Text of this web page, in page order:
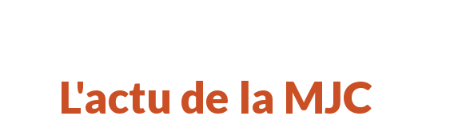
L'actu de la MJC